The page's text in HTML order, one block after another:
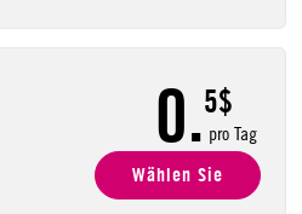
0.5$
pro Tag
Wählen Sie